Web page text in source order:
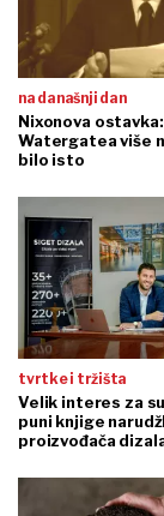
na današnji dan
Nixonova
Watergatea više
bilo isto
tvrtke i tržišta
Velik interes za
puni knjige
proizvođača